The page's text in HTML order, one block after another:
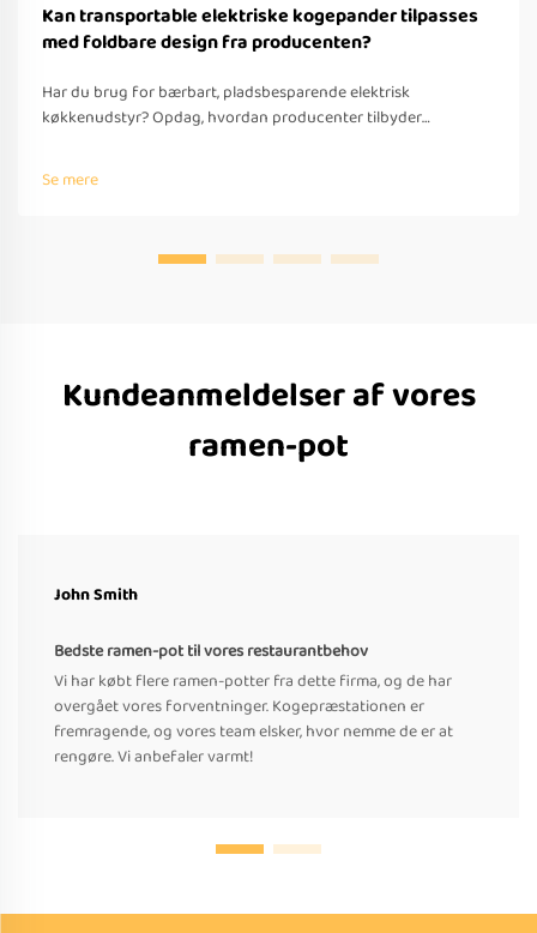
Kan transportable elektriske kogepander tilpasses
med foldbare design fra producenten?
Har du brug for bærbart, pladsbesparende elektrisk
køkkenudstyr? Opdag, hvordan producenter tilbyder
understøttelse, hurtig prototyping og overholdelse af globale
standarder. Anmod om et tilbud i dag.
Se mere
Kundeanmeldelser af vores
ramen-pot
John Smith
Bedste ramen-pot til vores restaurantbehov
Vi har købt flere ramen-potter fra dette firma, og de har
overgået vores forventninger. Kogepræstationen er
fremragende, og vores team elsker, hvor nemme de er at
rengøre. Vi anbefaler varmt!